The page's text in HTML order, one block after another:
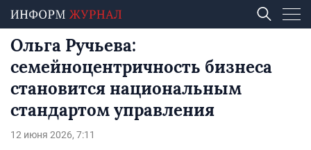
Ольга Ручьева:
семейноцентричность бизнеса
становится национальным
стандартом управления
12 июня 2026, 7:11